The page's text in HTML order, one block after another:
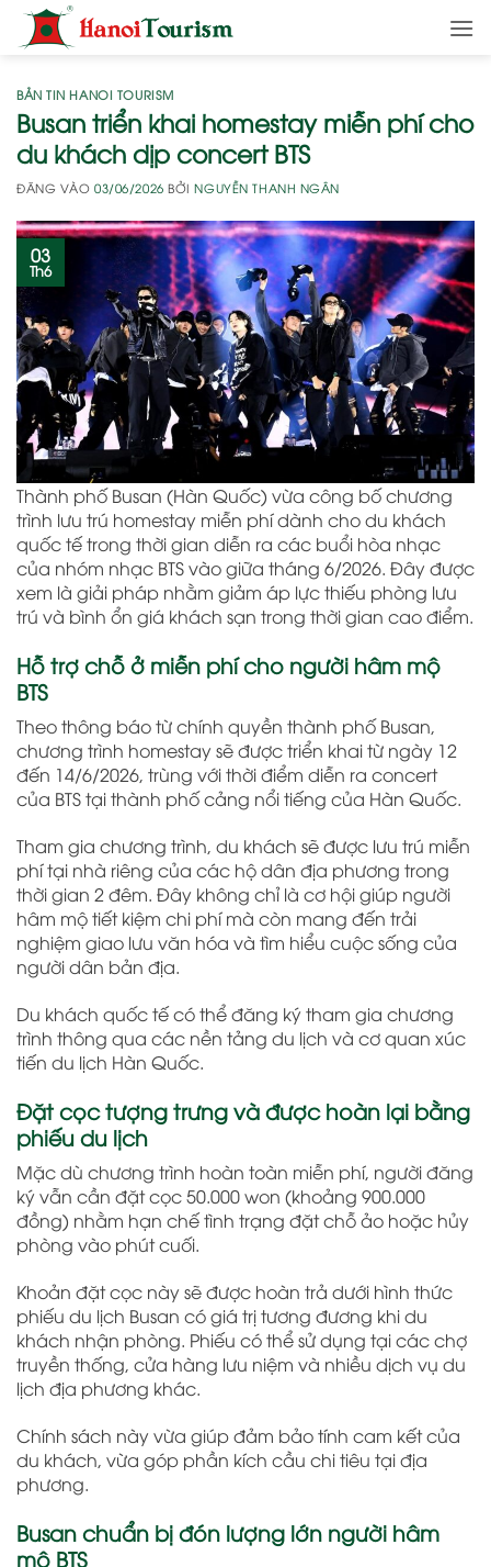
qua
dungBẢN TIN HANOI TOURISM
Busan triển khai homestay miễn phí cho
du khách dịp concert BTS
ĐĂNG VÀO03/06/2026 BỞINGUYỄN THANH NGÂN
03
Th6
Thành phố Busan (Hàn Quốc) vừa công bố chương
trình lưu trú homestay miễn phí dành cho du khách
quốc tế trong thời gian diễn ra các buổi hòa nhạc
của nhóm nhạc BTS vào giữa tháng 6/2026. Đây được
xem là giải pháp nhằm giảm áp lực thiếu phòng lưu
trú và bình ổn giá khách sạn trong thời gian cao điểm.
Hỗ trợ chỗ ở miễn phí cho người hâm mộ
BTS
Theo thông báo từ chính quyền thành phố Busan,
chương trình homestay sẽ được triển khai từ ngày 12
đến 14/6/2026, trùng với thời điểm diễn ra concert
của BTS tại thành phố cảng nổi tiếng của Hàn Quốc.
Tham gia chương trình, du khách sẽ được lưu trú miễn
phí tại nhà riêng của các hộ dân địa phương trong
thời gian 2 đêm. Đây không chỉ là cơ hội giúp người
hâm mộ tiết kiệm chi phí mà còn mang đến trải
nghiệm giao lưu văn hóa và tìm hiểu cuộc sống của
người dân bản địa.
Du khách quốc tế có thể đăng ký tham gia chương
trình thông qua các nền tảng du lịch và cơ quan xúc
tiến du lịch Hàn Quốc.
Đặt cọc tượng trưng và được hoàn lại bằng
phiếu du lịch
Mặc dù chương trình hoàn toàn miễn phí, người đăng
ký vẫn cần đặt cọc 50.000 won (khoảng 900.000
đồng) nhằm hạn chế tình trạng đặt chỗ ảo hoặc hủy
phòng vào phút cuối.
Khoản đặt cọc này sẽ được hoàn trả dưới hình thức
phiếu du lịch Busan có giá trị tương đương khi du
khách nhận phòng. Phiếu có thể sử dụng tại các chợ
truyền thống, cửa hàng lưu niệm và nhiều dịch vụ du
lịch địa phương khác.
Chính sách này vừa giúp đảm bảo tính cam kết của
du khách, vừa góp phần kích cầu chi tiêu tại địa
phương.
Busan chuẩn bị đón lượng lớn người hâm
mộ BTS